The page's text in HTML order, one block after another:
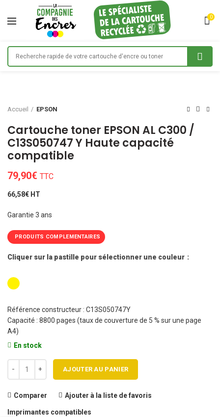
0
Accueil EPSON
Cartouche toner EPSON AL C300 /
C13S050747 Y Haute capacité
compatible
79,90€ TTC
66,58€ HT
Garantie 3 ans
PRODUITS COMPLEMENTAIRES
Cliquer sur la pastille pour sélectionner une couleur
Référence constructeur : C13S050747Y
Capacité : 8800 pages (taux de couverture de 5 % sur une page
A4)
En stock
AJOUTER AU PANIER
Comparer Ajouter à la liste de favoris
Imprimantes compatibles